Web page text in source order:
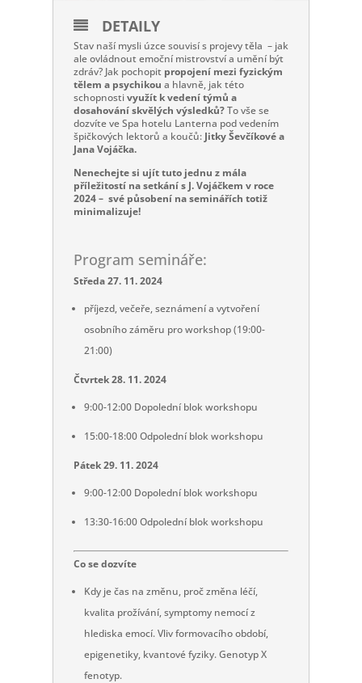
DETAILY
Stav naší mysli úzce souvisí s projevy těla – jak
ale ovládnout emoční mistrovství a umění být
zdráv? Jak pochopit propojení mezi fyzickým
tělem a psychikou a hlavně, jak této
schopnostivyužít k vedení týmů a
dosahování skvělých výsledků?To vše se
dozvíte ve Spa hotelu Lanterna pod vedením
špičkových lektorů a koučů: Jitky Ševčíkové a
Jana Vojáčka.
Nenechejte si ujít tuto jednu z mála
příležitostí na setkání s J. Vojáčkem v roce
2024 – své působení na seminářích totiž
minimalizuje!
Program semináře:
Středa 27. 11. 2024
příjezd, večeře, seznámení a vytvoření
osobního záměru pro workshop (19:00-
21:00)
Čtvrtek 28. 11. 2024
9:00-12:00 Dopolední blok workshopu
15:00-18:00 Odpolední blok workshopu
Pátek 29. 11. 2024
9:00-12:00 Dopolední blok workshopu
13:30-16:00 Odpolední blok workshopu
Co se dozvíte
Kdy je čas na změnu, proč změna léčí,
kvalita prožívání, symptomy nemocí z
hlediska emocí. Vliv formovacího období,
epigenetiky, kvantové fyziky. Genotyp X
fenotyp.